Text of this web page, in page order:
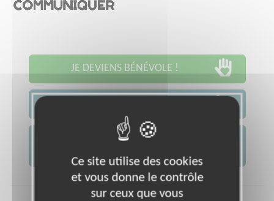
JE DEVIENS BÉNÉVOLE !
JE FAIS UN DON À
Ce site utilise des cookies
et vous donne le contrôle
sur ceux que vous